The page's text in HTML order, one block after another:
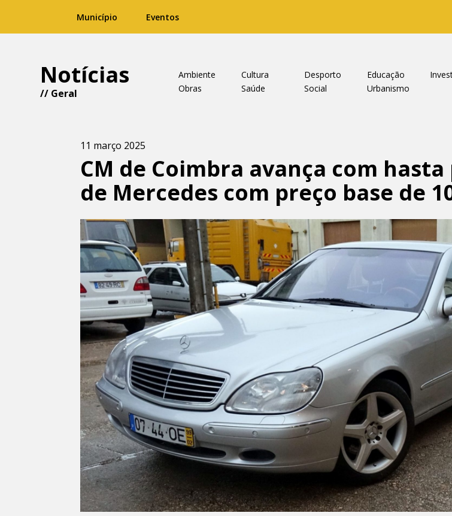
Município Eventos
Notícias
// Geral
Ambiente Cultura Desporto Educação
Obras
Saúde Social Urbanismo
11 março 2025
CM de Coimbra avança com
de Mercedes com preço base de